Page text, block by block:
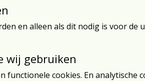
en alleen als dit nodig is voor de
wij gebruiken
cookies. En analytische